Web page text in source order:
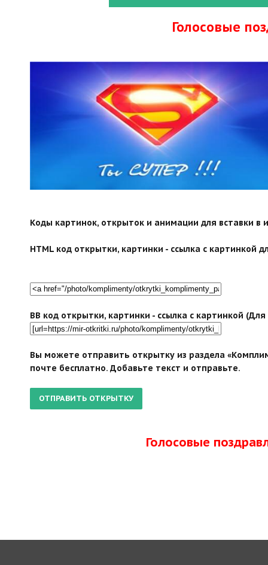
Голосовые
Коды картинок, открыток и анимации для вставки в
HTML код открытки, картинки - ссылка с картинкой
BB код открытки, картинки - ссылка с картинкой
Вы можете отправить открытку из раздела
почте бесплатно. Добавьте текст и отправьте.
Голосовые